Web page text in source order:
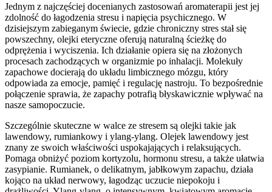
Jednym z najczęściej docenianych zastosowań aromaterapii jest jej
zdolność do łagodzenia stresu i napięcia psychicznego. W
dzisiejszym zabieganym świecie, gdzie chroniczny stres stał się
powszechny, olejki eteryczne oferują naturalną ścieżkę do
odprężenia i wyciszenia. Ich działanie opiera się na złożonych
procesach zachodzących w organizmie po inhalacji. Molekuły
zapachowe docierają do układu limbicznego mózgu, który
odpowiada za emocje, pamięć i regulację nastroju. To bezpośrednie
połączenie sprawia, że zapachy potrafią błyskawicznie wpływać na
nasze samopoczucie.
Szczególnie skuteczne w walce ze stresem są olejki takie jak
lawendowy, rumiankowy i ylang-ylang. Olejek lawendowy jest
znany ze swoich właściwości uspokajających i relaksujących.
Pomaga obniżyć poziom kortyzolu, hormonu stresu, a także ułatwia
zasypianie. Rumianek, o delikatnym, jabłkowym zapachu, działa
kojąco na układ nerwowy, łagodząc uczucie niepokoju i